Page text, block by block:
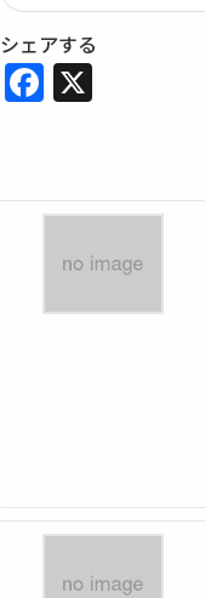
シェアする
Facebook
X